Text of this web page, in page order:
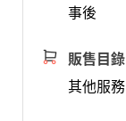
事後
販售目錄
其他服務